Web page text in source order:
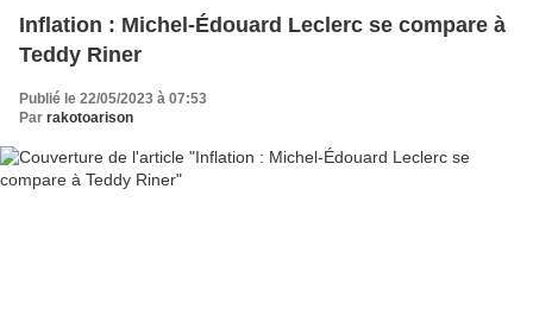
Inflation : Michel-Édouard Leclerc se compare à
Teddy Riner
Publié le 22/05/2023 à 07:53
Par rakotoarison